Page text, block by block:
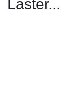
Laster...